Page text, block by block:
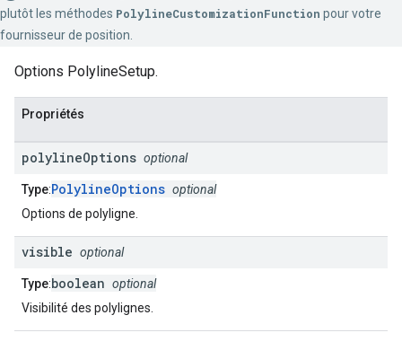
plutôt les méthodes PolylineCustomizationFunction pour votre
fournisseur de position.
Options PolylineSetup.
Propriétés
polylineOptions optional
Type:PolylineOptions optional
Options de polyligne.
visible optional
Type:boolean optional
Visibilité des polylignes.